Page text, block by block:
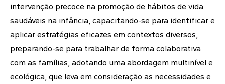
intervenção precoce na promoção de hábitos de vida
saudáveis na infância, capacitando-se para identificar e
aplicar estratégias eficazes em contextos diversos,
preparando-se para trabalhar de forma colaborativa
com as famílias, adotando uma abordagem multinível e
ecológica, que leva em consideração as necessidades e